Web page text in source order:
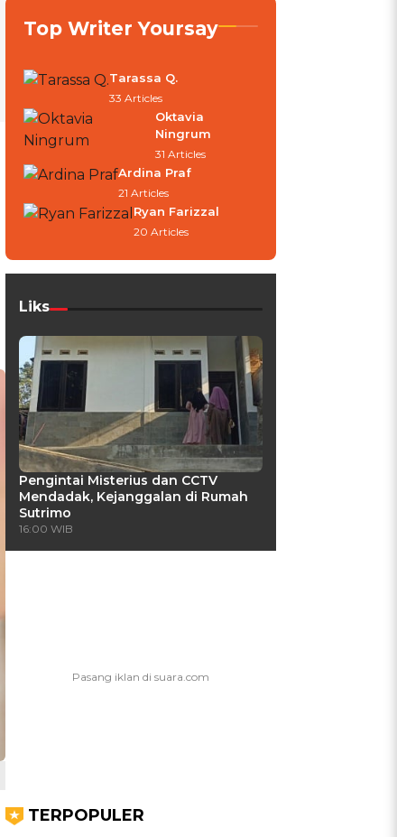
Top Writer Yoursay
Tarassa Q.
33 Articles
Oktavia
Ningrum
31 Articles
Ardina Praf
21 Articles
Ryan Farizzal
20 Articles
Liks
Pengintai Misterius dan CCTV
Mendadak, Kejanggalan di Rumah
Sutrimo
16:00 WIB
TERPOPULER